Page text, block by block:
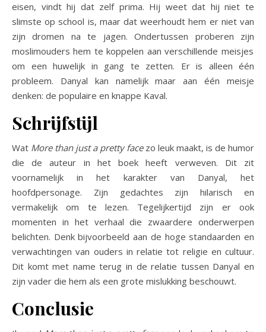
eisen, vindt hij dat zelf prima. Hij weet dat hij niet te
slimste op school is, maar dat weerhoudt hem er niet van
zijn dromen na te jagen. Ondertussen proberen zijn
moslimouders hem te koppelen aan verschillende meisjes
om een huwelijk in gang te zetten. Er is alleen één
probleem. Danyal kan namelijk maar aan één meisje
denken: de populaire en knappe Kaval.
Schrijfstijl
Wat More than just a pretty facezo leuk maakt, is de humor
die de auteur in het boek heeft verweven. Dit zit
voornamelijk in het karakter van Danyal, het
hoofdpersonage. Zijn gedachtes zijn hilarisch en
vermakelijk om te lezen. Tegelijkertijd zijn er ook
momenten in het verhaal die zwaardere onderwerpen
belichten. Denk bijvoorbeeld aan de hoge standaarden en
verwachtingen van ouders in relatie tot religie en cultuur.
Dit komt met name terug in de relatie tussen Danyal en
zijn vader die hem als een grote mislukking beschouwt.
Conclusie